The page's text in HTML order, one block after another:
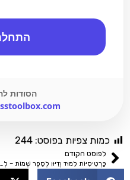
התחלת
הסודות להצלחה
צפיות בפוסט: 244
הקודם
כַּרְטִיסִיּוֹת לִמּוּד וְדִיּוּן לְסֵפֶר שְׁמוֹת – לְהַדְפָּסָה מִיָּדִית!